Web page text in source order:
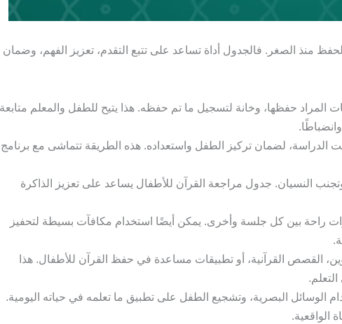
منذ الصغر. فالجدول أداة تساعد على تتبع التقدم، تعزيز الفهم، وضمان
المراد حفظها، وخانة لتسجيل ما تم حفظه. هذا يتيح للطفل والمعلم متابعة
وقت الدراسة، لضمان تركيز الطفل واستعداده. هذه الطريقة تتماشى مع برنامج
النسيان. جدول مراجعة القرآن للأطفال يساعد على تعزيز الذاكرة
راحة بين كل جلسة وأخرى. يمكن أيضًا استخدام مكافآت بسيطة لتحفيز
القصص القرآنية، أو تطبيقات مساعدة في حفظ القرآن للأطفال. هذا
البصرية، وتشجيع الطفل على تطبيق ما تعلمه في حياته اليومية.